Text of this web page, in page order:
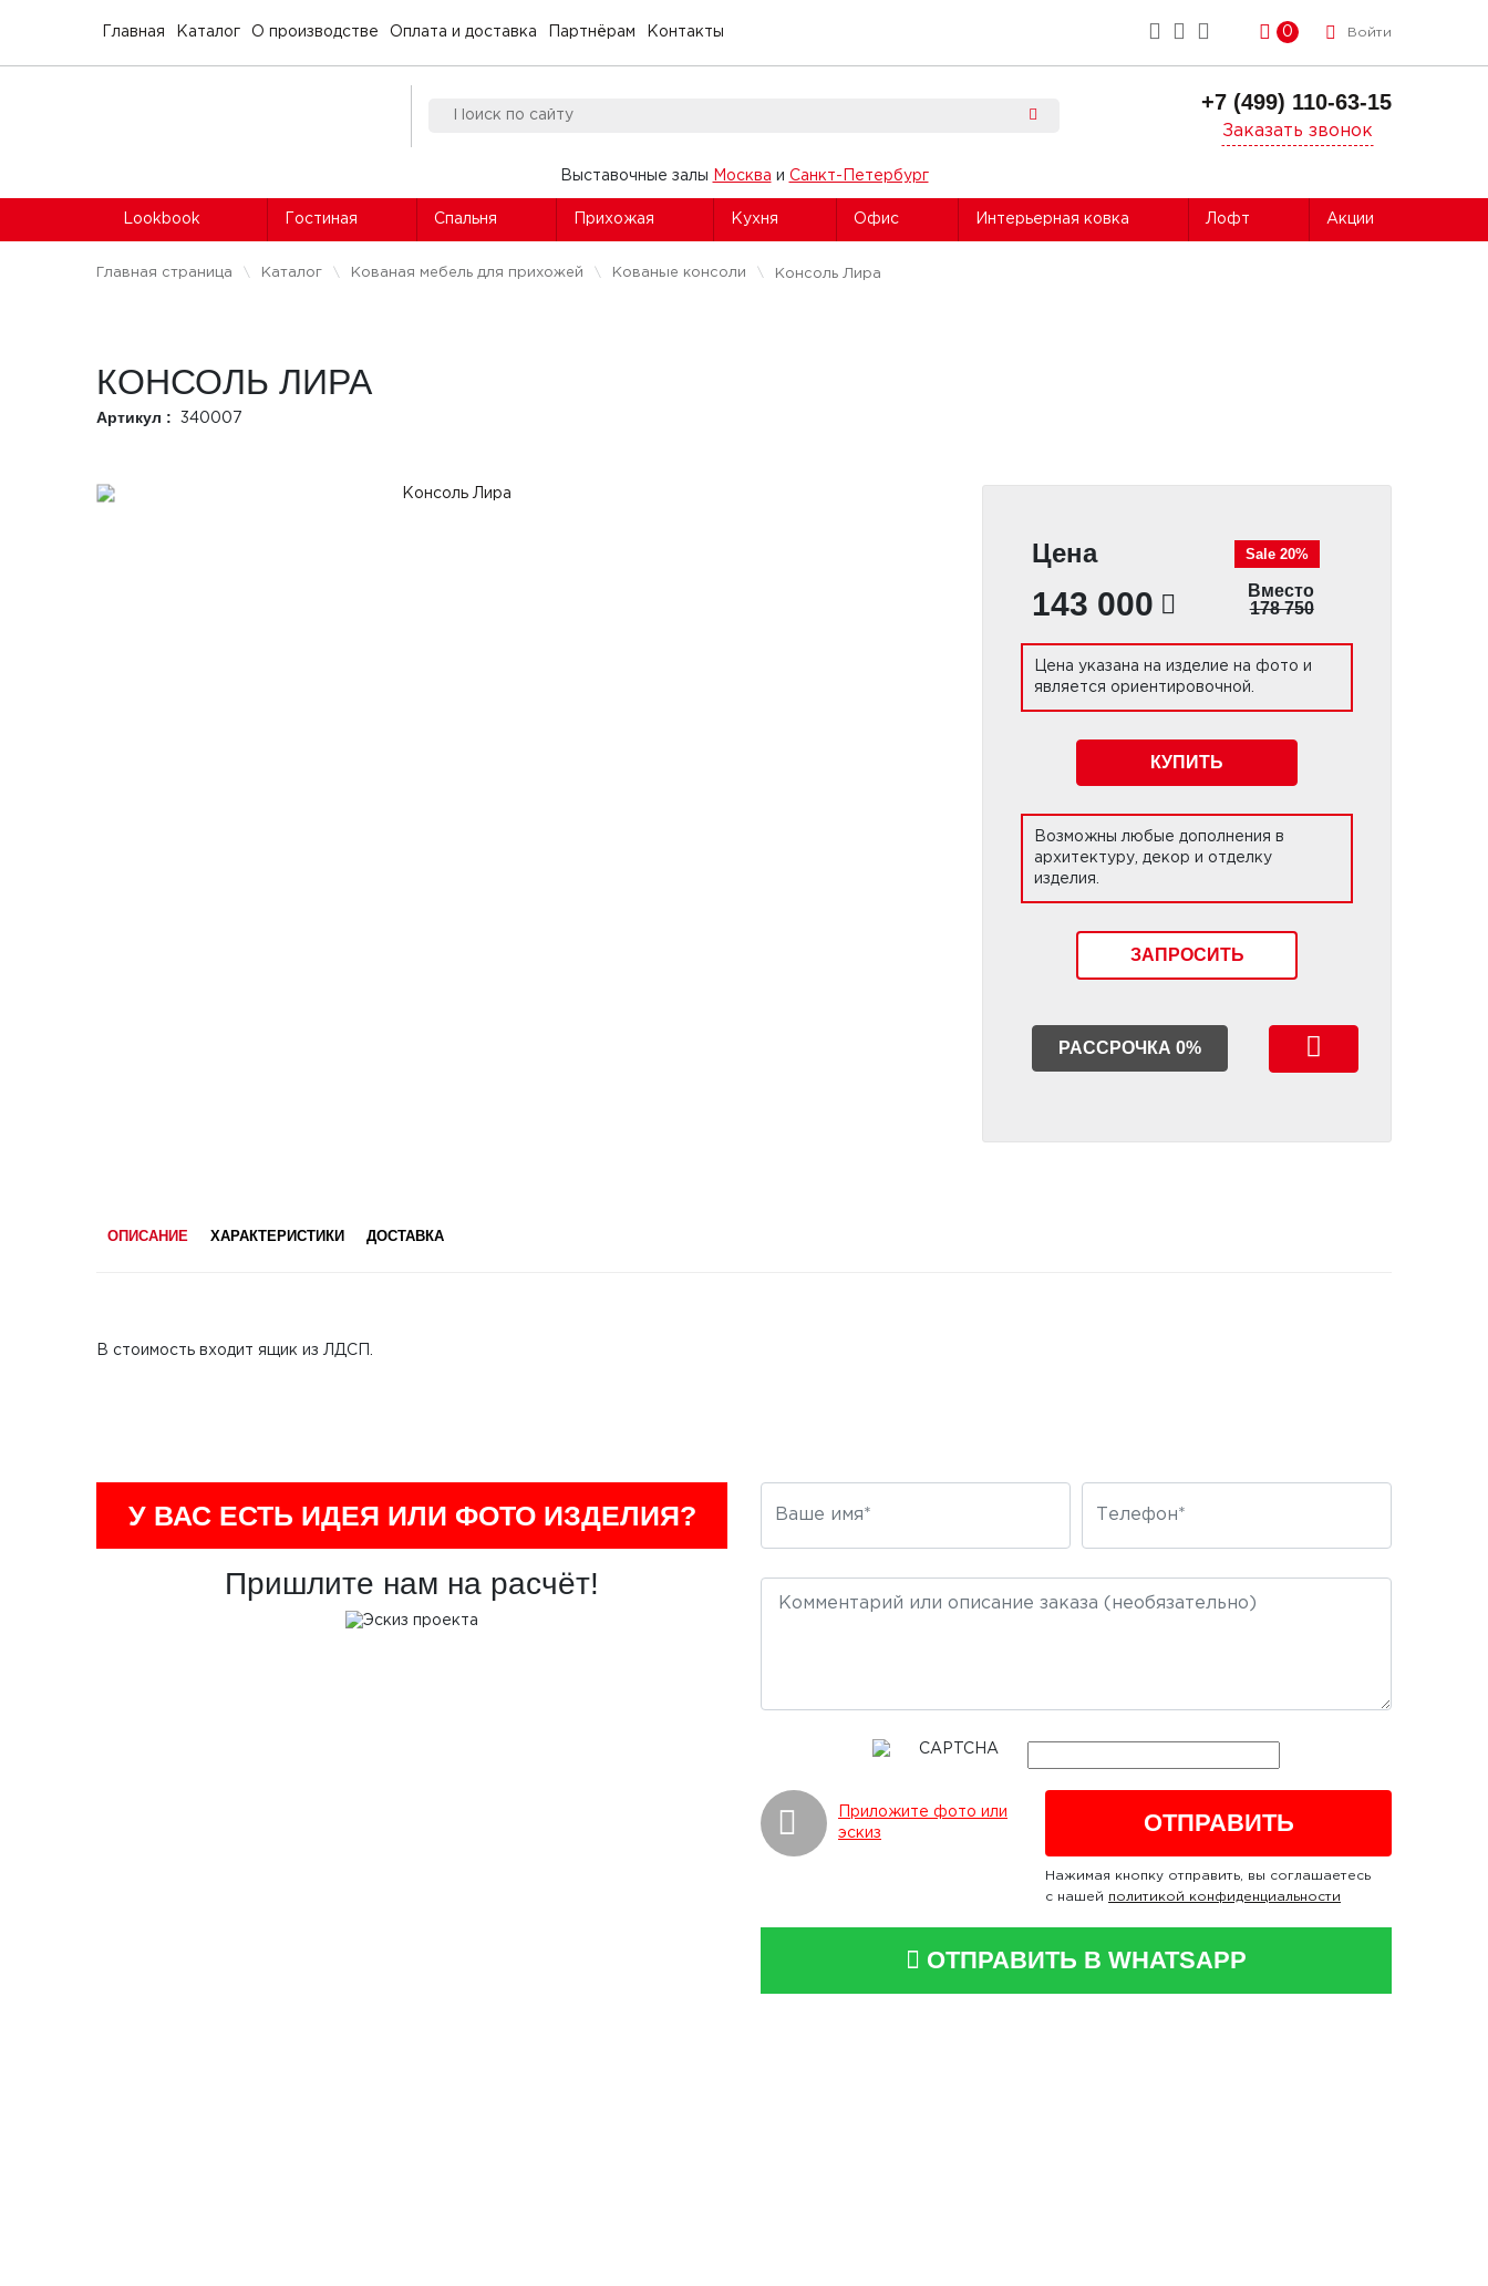
Главная Каталог О производстве Оплата и доставка Партнёрам Контакты 0 Войти
+7 (499) 110-63-15
Заказать звонок
Выставочные залы Москва и Санкт-Петербург
Lookbook Гостиная Спальня Прихожая Кухня Офис Интерьерная ковка Лофт Акции
Главная страница Каталог Кованая мебель для прихожей Кованые консоли Консоль Лира
КОНСОЛЬ ЛИРА
Артикул : 340007
Цена
143 000
Sale 20%
Вместо
178 750
Цена указана на изделие на фото и
является ориентировочной.
КУПИТЬ
Возможны любые дополнения в
архитектуру, декор и отделку
изделия.
ЗАПРОСИТЬ
РАССРОЧКА 0%
ОПИСАНИЕ ХАРАКТЕРИСТИКИ ДОСТАВКА
В стоимость входит ящик из ЛДСП.
У ВАС ЕСТЬ ИДЕЯ ИЛИ ФОТО ИЗДЕЛИЯ?
Пришлите нам на расчёт!
Приложите фото или
эскиз
Нажимая кнопку отправить, вы соглашаетесь
с нашей политикой конфиденциальности
ОТПРАВИТЬ В WHATSAPP